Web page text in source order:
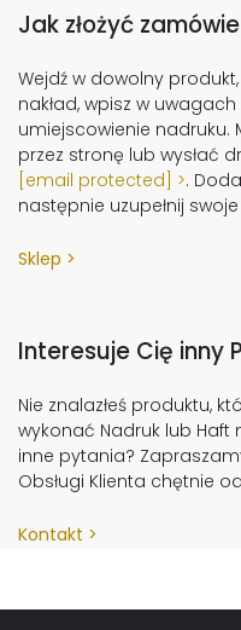
Jak złożyć
Wejdź w dowolny
nakład, wpisz w
umiejscowienie nadruku.
przez stronę lub wysłać
[email protected]
.
następnie uzupełnij
Sklep
Interesuje Cię inny
Nie znalazłeś produktu,
wykonać Nadruk lub Haft
inne pytania?
Obsługi Klienta chętnie
Kontakt